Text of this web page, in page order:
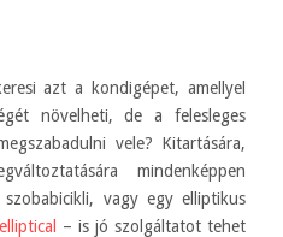
azt a kondigépet, amellyel
növelheti, de a felesleges
vele? Kitartására,
mindenképpen
vagy egy elliptikus
– is jó szolgáltatot tehet